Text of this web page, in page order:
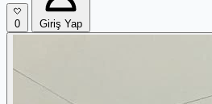
0 Giriş Yap